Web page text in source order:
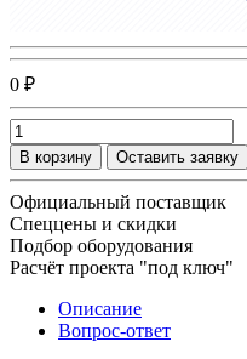
0 ₽
В корзину Оставить заявку
Официальный поставщик
Спеццены и скидки
Подбор оборудования
Расчёт проекта "под ключ"
Описание
Вопрос-ответ